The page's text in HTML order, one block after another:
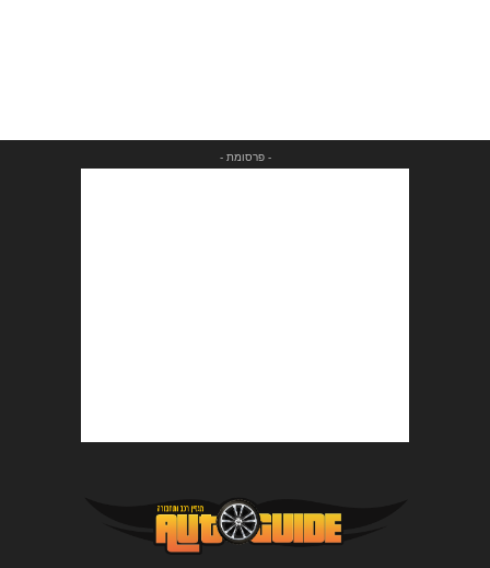
- פרסומת -